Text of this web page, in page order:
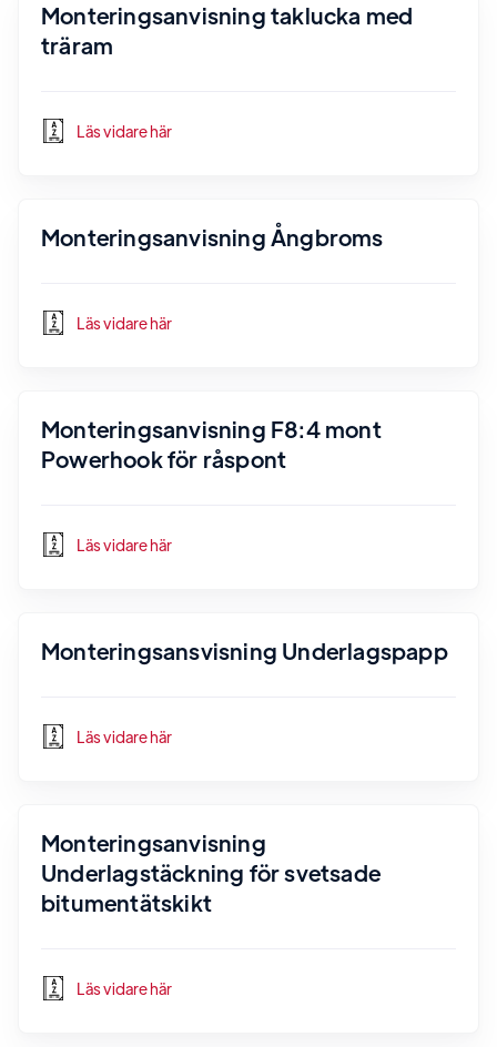
Monteringsanvisning taklucka med
träram
Läs vidare här
Monteringsanvisning Ångbroms
Läs vidare här
Monteringsanvisning F8:4 mont
Powerhook för råspont
Läs vidare här
Monteringsansvisning Underlagspapp
Läs vidare här
Monteringsanvisning
Underlagstäckning för svetsade
bitumentätskikt
Läs vidare här